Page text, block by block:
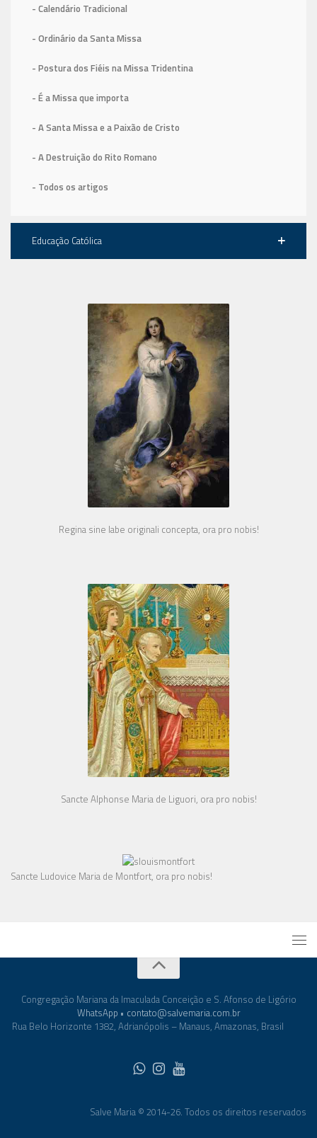
- Calendário Tradicional
- Ordinário da Santa Missa
- Postura dos Fiéis na Missa Tridentina
- É a Missa que importa
- A Santa Missa e a Paixão de Cristo
- A Destruição do Rito Romano
- Todos os artigos
Educação Católica
Regina sine labe originali concepta, ora pro nobis!
Sancte Alphonse Maria de Liguori, ora pro nobis!
Sancte Ludovice Maria de Montfort, ora pro nobis!
Congregação Mariana da Imaculada Conceição e S. Afonso de Ligório
WhatsApp • contato@salvemaria.com.br
Rua Belo Horizonte 1382, Adrianópolis – Manaus, Amazonas, Brasil
Salve Maria © 2014-26. Todos os direitos reservados